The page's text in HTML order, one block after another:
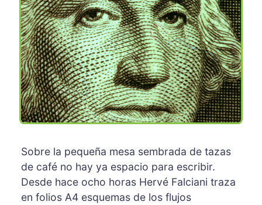
Sobre la pequeña mesa sembrada de tazas
de café no hay ya espacio para escribir.
Desde hace ocho horas Hervé Falciani traza
en folios A4 esquemas de los flujos